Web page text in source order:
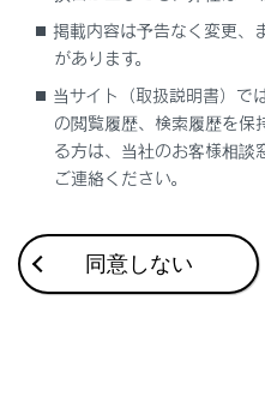
合わせて見られているペー
VICS・交通情報
目的地に設定する場所の検索
地上デジタルテレビの視聴
このページは役に立ちまし
掲載内容は予告なく変更、
があります。
当サイト（取扱説明書）で
の閲覧履歴、検索履歴を保
る方は、当社のお客様相
ご連絡ください。
同意しない